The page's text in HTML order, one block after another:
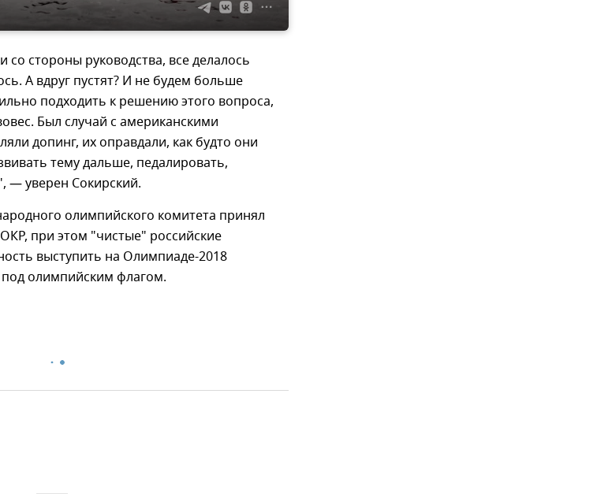
стороны руководства, все делалось
А вдруг пустят? И не будем больше
подходить к решению этого вопроса,
Был случай с американскими
допинг, их оправдали, как будто они
тему дальше, педалировать,
— уверен Сокирский.
олимпийского комитета принял
при этом "чистые" российские
выступить на Олимпиаде-2018
олимпийским флагом.